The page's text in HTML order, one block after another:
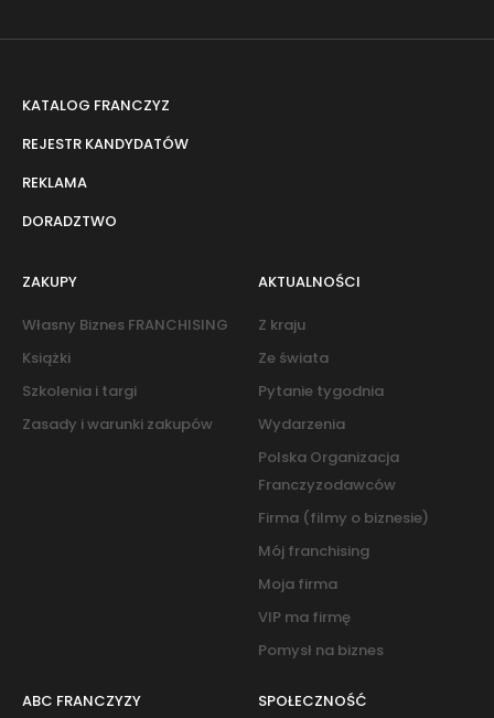
KATALOG FRANCZYZ
REJESTR KANDYDATÓW
REKLAMA
DORADZTWO
ZAKUPY
Własny Biznes FRANCHISING
Książki
Szkolenia i targi
Zasady i warunki zakupów
AKTUALNOŚCI
Z kraju
Ze świata
Pytanie tygodnia
Wydarzenia
Polska Organizacja
Franczyzodawców
Firma (filmy o biznesie)
Mój franchising
Moja firma
VIP ma firmę
Pomysł na biznes
ABC FRANCZYZY SPOŁECZNOŚĆ